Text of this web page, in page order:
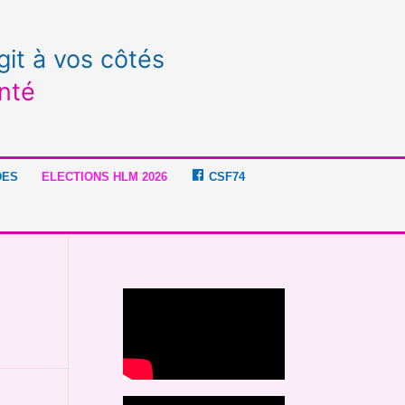
à vos côtés
ELECTIONS HLM 2026 CSF74